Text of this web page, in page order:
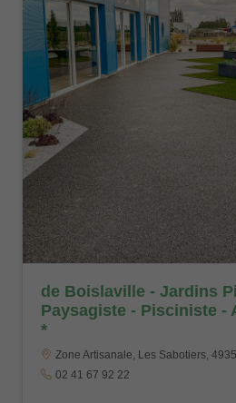
de Boislaville - Jardins
Paysagiste - Pisciniste -
*
Zone Artisanale, Les Sabotiers,
02 41 67 92 22